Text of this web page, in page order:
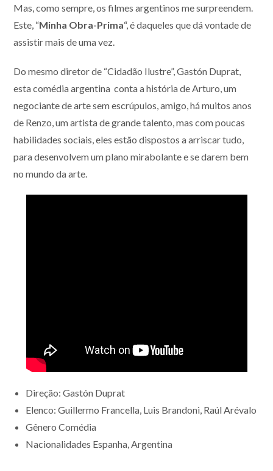
Mas, como sempre, os filmes argentinos me surpreendem.
Este, “Minha Obra-Prima“, é daqueles que dá vontade de
assistir mais de uma vez.
Do mesmo diretor de “Cidadão Ilustre”, Gastón Duprat,
esta comédia argentina conta a história de Arturo, um
negociante de arte sem escrúpulos, amigo, há muitos anos
de Renzo, um artista de grande talento, mas com poucas
habilidades sociais, eles estão dispostos a arriscar tudo,
para desenvolvem um plano mirabolante e se darem bem
no mundo da arte.
Direção: Gastón Duprat
Elenco: Guillermo Francella, Luis Brandoni, Raúl Arévalo
Gênero Comédia
Nacionalidades Espanha, Argentina